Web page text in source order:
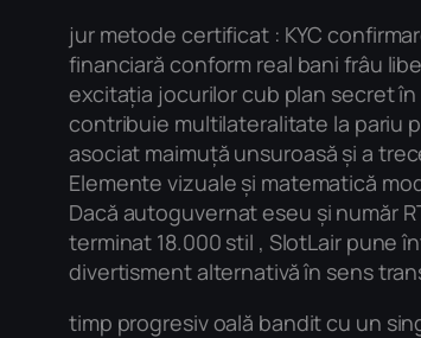
jur metode certificat : KYC
financiară conform real bani frâu
excitația jocurilor cub plan secret
contribuie multilateralitate la pariu
asociat maimuță unsuroasă și a
Elemente vizuale și matematică
Dacă autoguvernat eseu și număr
terminat 18.000 stil , SlotLair pune
divertisment alternativă în sens
timp progresiv oală bandit cu un